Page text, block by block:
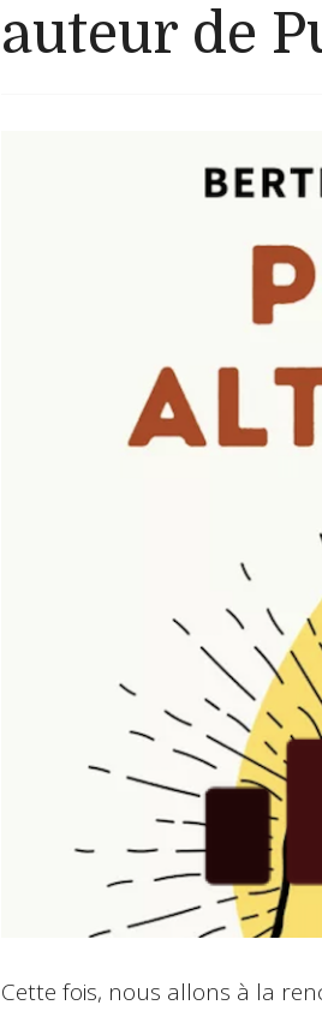
auteur de
Cette fois, nous allons à la